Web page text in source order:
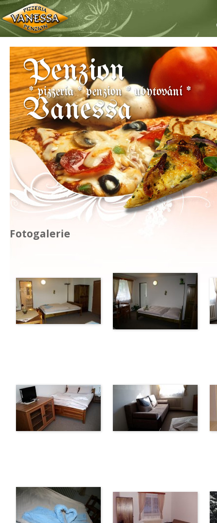
Penzion
Vanessa
* pizzeria * penzion * ubytování *
Fotogalerie